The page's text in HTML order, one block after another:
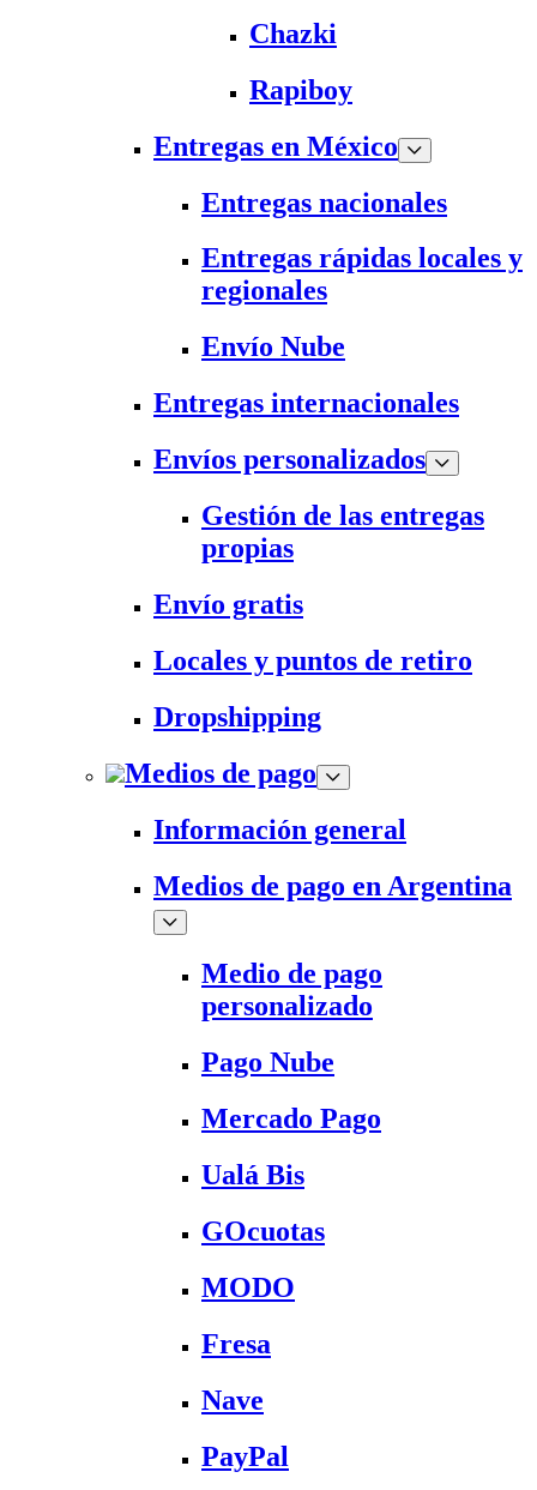
Chazki
Rapiboy
Entregas en México
Entregas nacionales
Entregas rápidas locales y
regionales
Envío Nube
Entregas internacionales
Envíos personalizados
Gestión de las entregas
propias
Envío gratis
Locales y puntos de retiro
Dropshipping
Medios de pago
Información general
Medios de pago en Argentina
Medio de pago
personalizado
Pago Nube
Mercado Pago
Ualá Bis
GOcuotas
MODO
Fresa
Nave
PayPal